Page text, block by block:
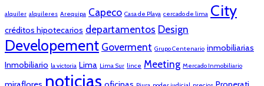
alquiler alquileres Arequipa Capeco Casa de Playa cercado de lima City
créditos hipotecarios departamentos Design
Developement Goverment Grupo Centenario inmobiliarias
Inmobiliario la victoria Lima Lima Sur lince Meeting Mercado Inmobiliario
noticias